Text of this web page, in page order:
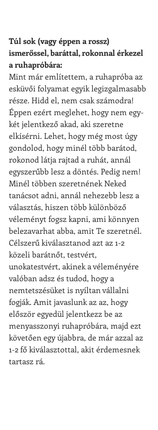
Túl sok (vagy éppen a rossz)
ismerőssel, baráttal, rokonnal érkezel
a ruhapróbára:
Mint már említettem, a ruhapróba az
esküvői folyamat egyik legizgalmasabb
része. Hidd el, nem csak számodra!
Éppen ezért meglehet, hogy nem egy-
két jelentkező akad, aki szeretne
elkísérni. Lehet, hogy még most úgy
gondolod, hogy minél több barátod,
rokonod látja rajtad a ruhát, annál
egyszerűbb lesz a döntés. Pedig nem!
Minél többen szeretnének Neked
tanácsot adni, annál nehezebb lesz a
választás, hiszen több különböző
véleményt fogsz kapni, ami könnyen
belezavarhat abba, amit Te szeretnél.
Célszerű kiválasztanod azt az 1-2
közeli barátnőt, testvért,
unokatestvért, akinek a véleményére
valóban adsz és tudod, hogy a
nemtetszésüket is nyíltan vállalni
fogják. Amit javaslunk az az, hogy
először egyedül jelentkezz be az
menyasszonyi ruhapróbára, majd ezt
követően egy újabbra, de már azzal az
1-2 fő kiválasztottal, akit érdemesnek
tartasz rá.